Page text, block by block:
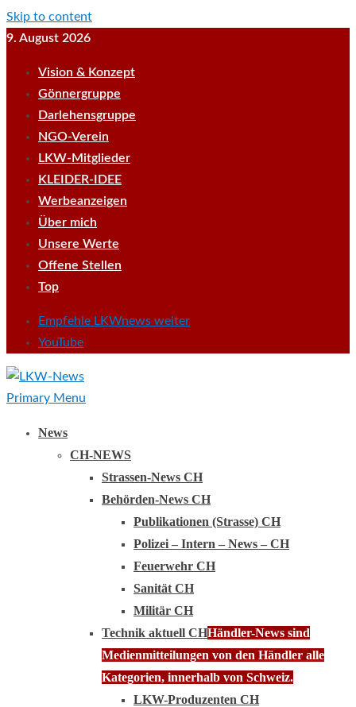
Skip to content
9. August 2026
Vision & Konzept
Gönnergruppe
Darlehensgruppe
NGO-Verein
LKW-Mitglieder
KLEIDER-IDEE
Werbeanzeigen
Über mich
Unsere Werte
Offene Stellen
Top
Empfehle LKWnews weiter
YouTube
Primary Menu
News
CH-NEWS
Strassen-News CH
Behörden-News CH
Publikationen (Strasse) CH
Polizei – Intern – News – CH
Feuerwehr CH
Sanität CH
Militär CH
Technik aktuell CHHändler-News sind
Medienmitteilungen von den Händler alle
Kategorien, innerhalb von Schweiz.
LKW-Produzenten CH